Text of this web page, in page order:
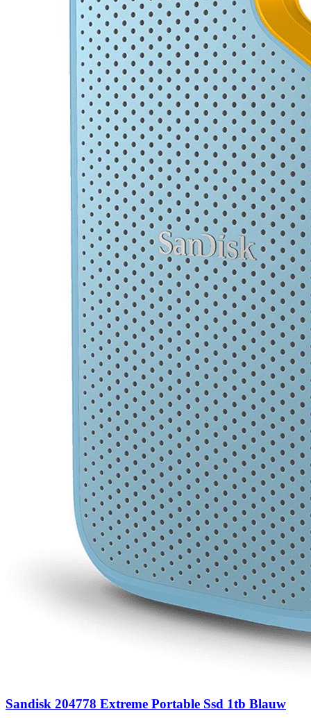
Sandisk 204778 Extreme Portable Ssd 1tb Blauw